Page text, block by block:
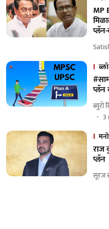
MP
प्लॅन
ब्युरो
3
राज
प्लॅन
सूरज